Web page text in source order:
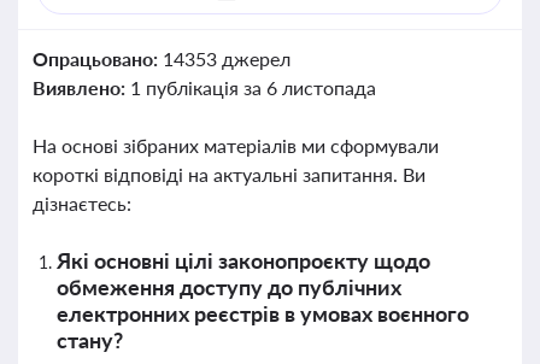
Опрацьовано: 14353 джерел
Виявлено: 1 публікація за 6 листопада
На основі зібраних матеріалів ми сформували
короткі відповіді на актуальні запитання. Ви
дізнаєтесь:
Які основні цілі законопроєкту щодо
обмеження доступу до публічних
електронних реєстрів в умовах воєнного
стану?